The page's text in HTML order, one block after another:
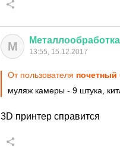
М Металлообработка
13:55, 15.12.2017
От пользователя
муляж камеры - 9 штука,
3D принтер справится